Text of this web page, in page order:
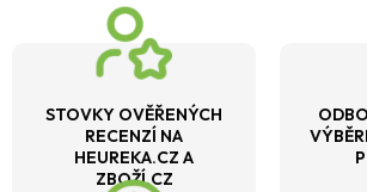
STOVKY OVĚŘENÝCH
RECENZÍ NA
HEUREKA.CZ A
ZBOŽÍ.CZ